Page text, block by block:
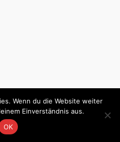
Wenn du die Website weiter
Einverständnis aus.
OK